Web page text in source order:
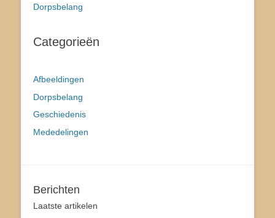
Dorpsbelang
Categorieën
Afbeeldingen
Dorpsbelang
Geschiedenis
Mededelingen
Berichten
Laatste artikelen